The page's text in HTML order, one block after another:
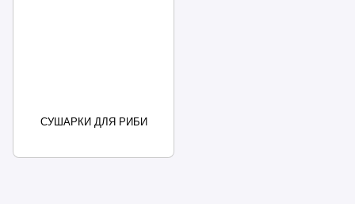
СУШАРКИ ДЛЯ РИБИ